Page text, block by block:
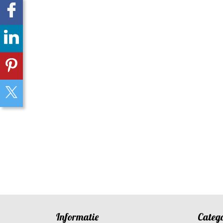
Informatie